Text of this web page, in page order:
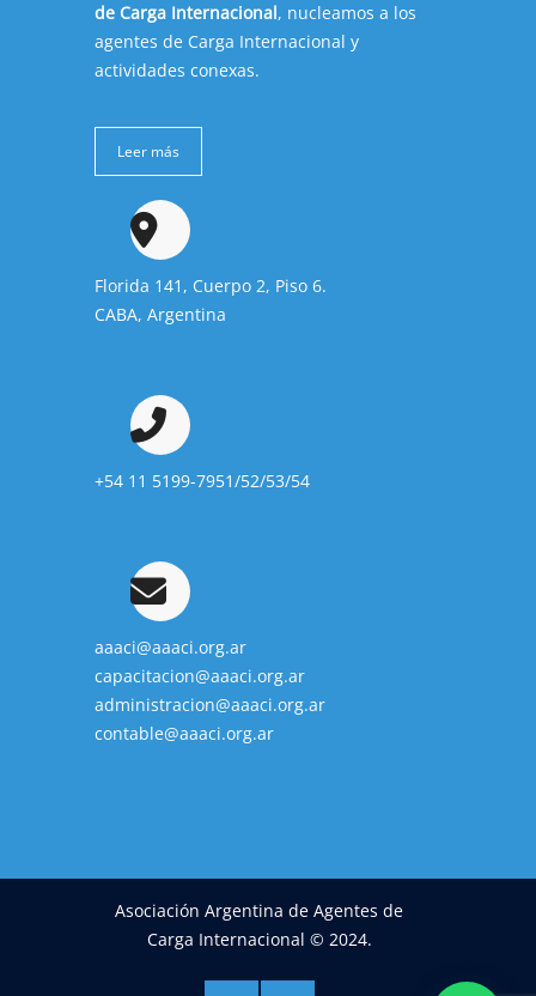
de Carga Internacional, nucleamos a los
agentes de Carga Internacional y
actividades conexas.
Leer más
Florida 141, Cuerpo 2, Piso 6.
CABA, Argentina
+54 11 5199-7951/52/53/54
aaaci@aaaci.org.ar
capacitacion@aaaci.org.ar
administracion@aaaci.org.ar
contable@aaaci.org.ar
Asociación Argentina de Agentes de
Carga Internacional © 2024.